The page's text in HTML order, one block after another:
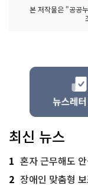
본 저작물은 "공공
최신 뉴스
1 혼자 근무해도
2 장애인 맞춤형 보